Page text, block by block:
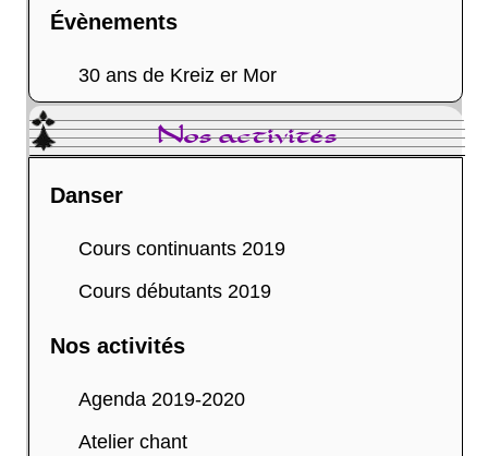
Évènements
30 ans de Kreiz er Mor
Nos activités
Danser
Cours continuants 2019
Cours débutants 2019
Nos activités
Agenda 2019-2020
Atelier chant